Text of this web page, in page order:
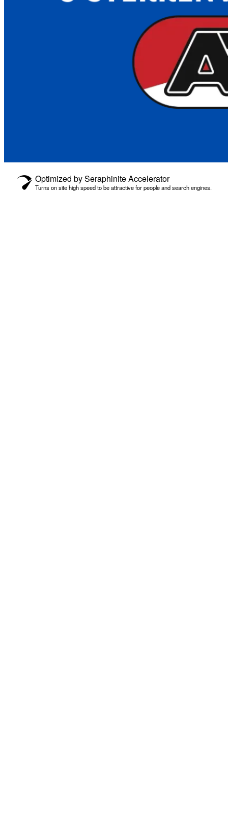
Optimized by Seraphinite Accelerator
Turns on site high speed to be attractive for people and search engines.